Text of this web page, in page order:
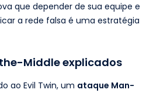
que depender de sua equipe e
a rede falsa é uma estratégia
Middle explicados
ao Evil Twin, um ataque Man-